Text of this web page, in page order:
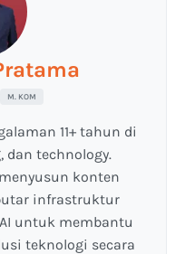
M. KOM
11+ tahun di
dan technology.
konten
infrastruktur
untuk membantu
teknologi secara